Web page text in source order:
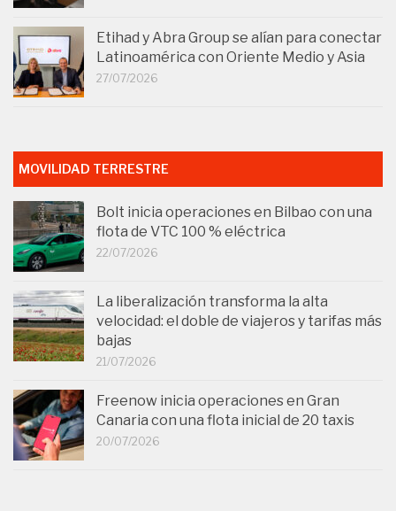
Etihad y Abra Group se alían para conectar
Latinoamérica con Oriente Medio y Asia
27/07/2026
MOVILIDAD TERRESTRE
Bolt inicia operaciones en Bilbao con una
flota de VTC 100 % eléctrica
22/07/2026
La liberalización transforma la alta
velocidad: el doble de viajeros y tarifas más
bajas
21/07/2026
Freenow inicia operaciones en Gran
Canaria con una flota inicial de 20 taxis
20/07/2026